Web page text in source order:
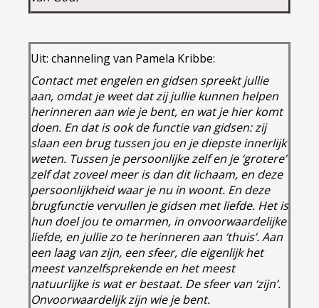
Uit: channeling van Pamela Kribbe:
Contact met engelen en gidsen spreekt jullie
aan, omdat je weet dat zij jullie kunnen helpen
herinneren aan wie je bent, en wat je hier komt
doen. En dat is ook de functie van gidsen: zij
slaan een brug tussen jou en je diepste innerlijk
weten. Tussen je persoonlijke zelf en je ‘grotere’
zelf dat zoveel meer is dan dit lichaam, en deze
persoonlijkheid waar je nu in woont. En deze
brugfunctie vervullen je gidsen met liefde. Het is
hun doel jou te omarmen, in onvoorwaardelijke
liefde, en jullie zo te herinneren aan ‘thuis’. Aan
een laag van zijn, een sfeer, die eigenlijk het
meest vanzelfsprekende en het meest
natuurlijke is wat er bestaat. De sfeer van ‘zijn’.
Onvoorwaardelijk zijn wie je bent.